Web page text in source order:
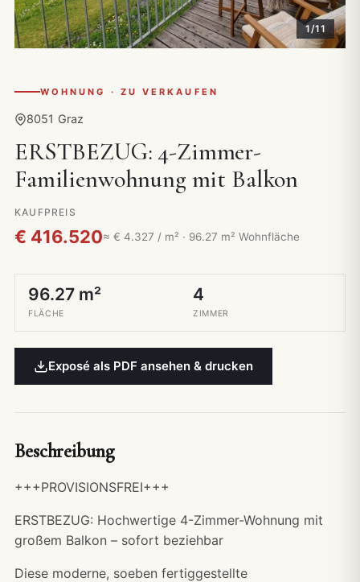
1/11
WOHNUNG · ZU VERKAUFEN
8051 Graz
ERSTBEZUG: 4-Zimmer-
Familienwohnung mit Balkon
KAUFPREIS
€ 416.520≈ € 4.327 / m² · 96.27 m² Wohnfläche
96.27 m²
FLÄCHE
4
ZIMMER
Exposé als PDF ansehen & drucken
Beschreibung
+++PROVISIONSFREI+++
ERSTBEZUG: Hochwertige 4-Zimmer-Wohnung mit
großem Balkon – sofort beziehbar
Diese moderne, soeben fertiggestellte